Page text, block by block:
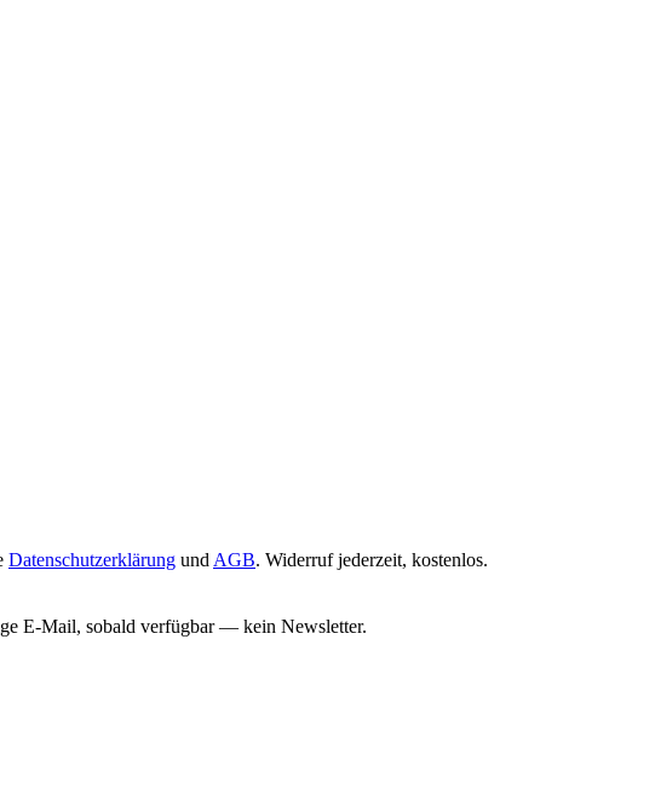
Datenschutzerklärung und AGB. Widerruf jederzeit, kostenlos.
E-Mail, sobald verfügbar — kein Newsletter.